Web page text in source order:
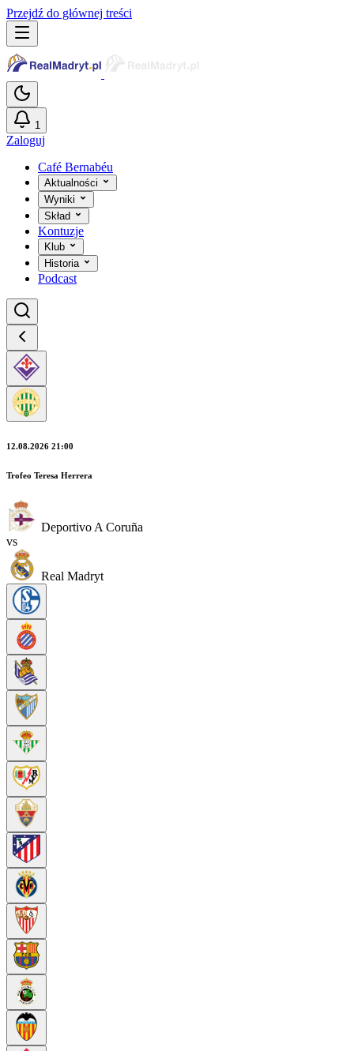
Przejdź do głównej treści
1
Zaloguj
Café Bernabéu
Aktualności
Wyniki
Skład
Kontuzje
Klub
Historia
Podcast
12.08.2026 21:00
Trofeo Teresa Herrera
Deportivo A Coruña
vs
Real Madryt